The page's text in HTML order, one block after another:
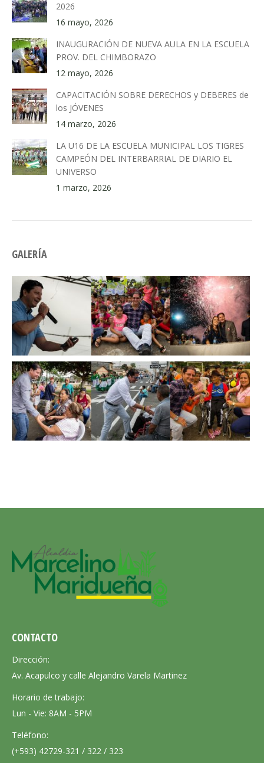
2026
16 mayo, 2026
INAUGURACIÓN DE NUEVA AULA EN LA ESCUELA
PROV. DEL CHIMBORAZO
12 mayo, 2026
CAPACITACIÓN SOBRE DERECHOS y DEBERES de
los JÓVENES
14 marzo, 2026
LA U16 DE LA ESCUELA MUNICIPAL LOS TIGRES
CAMPEÓN DEL INTERBARRIAL DE DIARIO EL
UNIVERSO
1 marzo, 2026
GALERÍA
CONTACTO
Dirección:
Av. Acapulco y calle Alejandro Varela Martinez
Horario de trabajo:
Lun - Vie: 8AM - 5PM
Teléfono:
(+593) 42729-321 / 322 / 323